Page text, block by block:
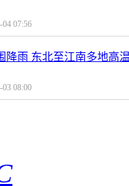
07:56
降雨 东北至江南多地高
08:00